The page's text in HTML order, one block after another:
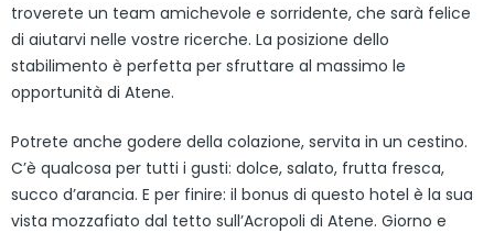
troverete un team amichevole e sorridente, che sarà felice
di aiutarvi nelle vostre ricerche. La posizione dello
stabilimento è perfetta per sfruttare al massimo le
opportunità di Atene.
Potrete anche godere della colazione, servita in un cestino.
C’è qualcosa per tutti i gusti: dolce, salato, frutta fresca,
succo d’arancia. E per finire: il bonus di questo hotel è la sua
vista mozzafiato dal tetto sull’Acropoli di Atene. Giorno e